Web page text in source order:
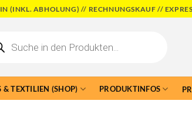
(INKL. ABHOLUNG) // RECHNUNGSKAUF //
& TEXTILIEN (SHOP) PRODUKTINFOS